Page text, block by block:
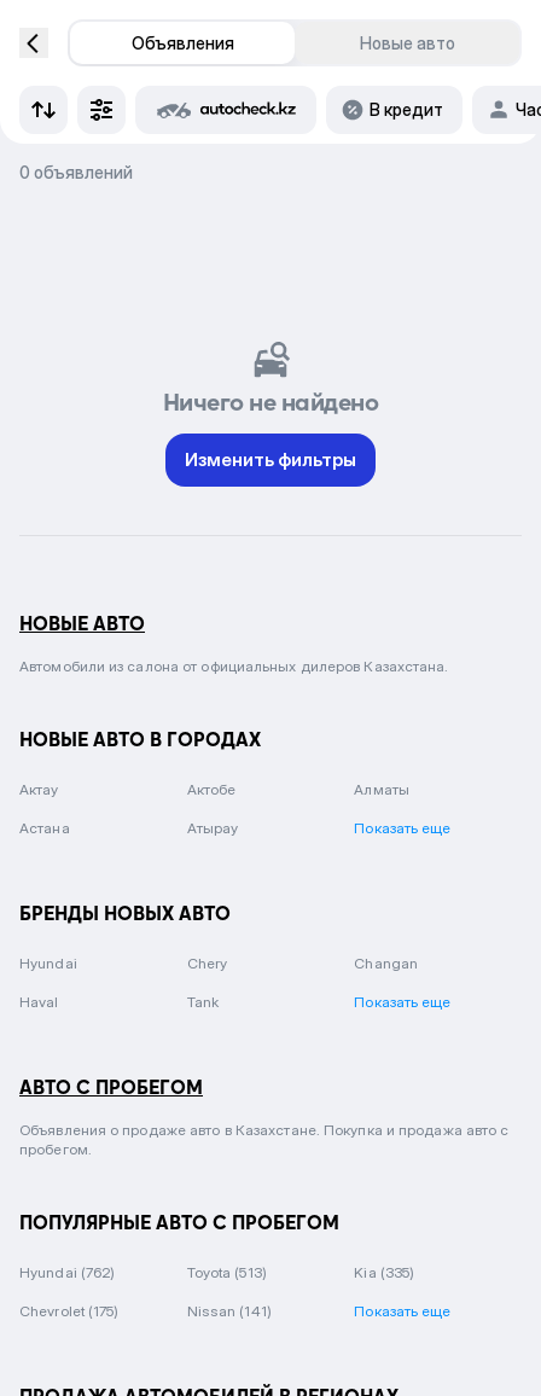
Объявления Новые авто
В кредит
0 объявлений
Ничего не найдено
Изменить фильтры
НОВЫЕ АВТО
Автомобили из салона от официальных дилеров Казахстана.
НОВЫЕ АВТО В ГОРОДАХ
Актау Актобе Алматы
Астана Атырау Показать еще
БРЕНДЫ НОВЫХ АВТО
Hyundai Chery Changan
Haval Tank Показать еще
АВТО С ПРОБЕГОМ
Объявления о продаже авто в Казахстане. Покупка и продажа авто с
пробегом.
ПОПУЛЯРНЫЕ АВТО С ПРОБЕГОМ
Hyundai (762) Toyota (513) Kia (335)
Chevrolet (175) Nissan (141) Показать еще